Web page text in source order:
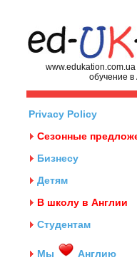
обучение в
Privacy Policy
Сезонные
Бизнесу
Детям
В школу в Англии
Студентам
Мы
Англию